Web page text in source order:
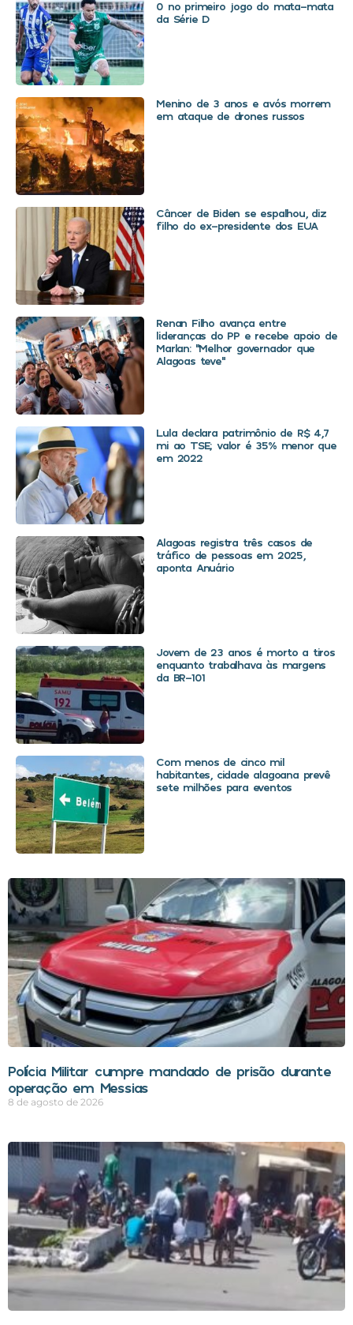
0 no primeiro jogo do mata-mata
da Série D
Menino de 3 anos e avós morrem
em ataque de drones russos
Câncer de Biden se espalhou, diz
filho do ex-presidente dos EUA
Renan Filho avança entre
lideranças do PP e recebe apoio de
Marlan: “Melhor governador que
Alagoas teve”
Lula declara patrimônio de R$ 4,7
mi ao TSE; valor é 35% menor que
em 2022
Alagoas registra três casos de
tráfico de pessoas em 2025,
aponta Anuário
Jovem de 23 anos é morto a tiros
enquanto trabalhava às margens
da BR-101
Com menos de cinco mil
habitantes, cidade alagoana prevê
sete milhões para eventos
Polícia Militar cumpre mandado de prisão durante
operação em Messias
8 de agosto de 2026